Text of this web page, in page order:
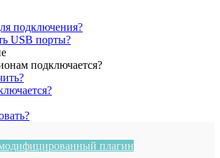
подключения?
USB порты?
подключается?
плагин